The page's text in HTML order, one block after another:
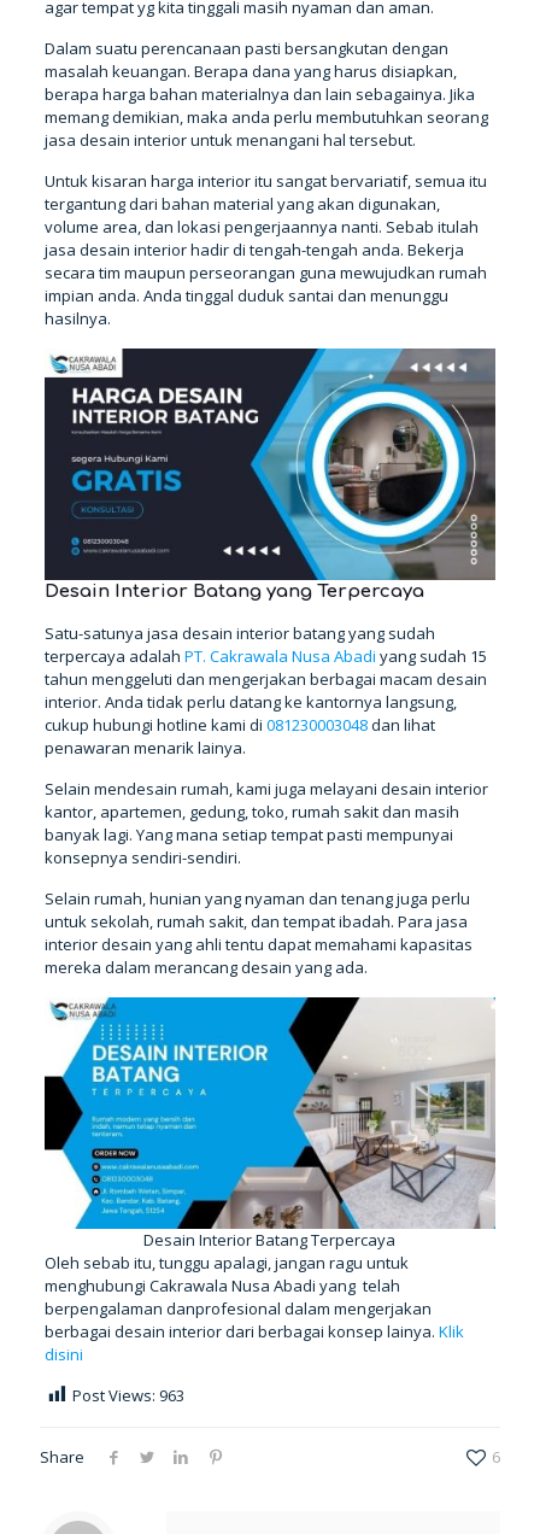
agar tempat yg kita tinggali masih nyaman dan aman.
Dalam suatu perencanaan pasti bersangkutan dengan
masalah keuangan. Berapa dana yang harus disiapkan,
berapa harga bahan materialnya dan lain sebagainya. Jika
memang demikian, maka anda perlu membutuhkan seorang
jasa desain interior untuk menangani hal tersebut.
Untuk kisaran harga interior itu sangat bervariatif, semua itu
tergantung dari bahan material yang akan digunakan,
volume area, dan lokasi pengerjaannya nanti. Sebab itulah
jasa desain interior hadir di tengah-tengah anda. Bekerja
secara tim maupun perseorangan guna mewujudkan rumah
impian anda. Anda tinggal duduk santai dan menunggu
hasilnya.
Desain Interior Batang yang Terpercaya
Satu-satunya jasa desain interior batang yang sudah
terpercaya adalah PT. Cakrawala Nusa Abadi yang sudah 15
tahun menggeluti dan mengerjakan berbagai macam desain
interior. Anda tidak perlu datang ke kantornya langsung,
cukup hubungi hotline kami di 081230003048dan lihat
penawaran menarik lainya.
Selain mendesain rumah, kami juga melayani desain interior
kantor, apartemen, gedung, toko, rumah sakit dan masih
banyak lagi. Yang mana setiap tempat pasti mempunyai
konsepnya sendiri-sendiri.
Selain rumah, hunian yang nyaman dan tenang juga perlu
untuk sekolah, rumah sakit, dan tempat ibadah. Para jasa
interior desain yang ahli tentu dapat memahami kapasitas
mereka dalam merancang desain yang ada.
Desain Interior Batang Terpercaya
Oleh sebab itu, tunggu apalagi, jangan ragu untuk
menghubungi Cakrawala Nusa Abadi yang telah
berpengalaman danprofesional dalam mengerjakan
berbagai desain interior dari berbagai konsep lainya. Klik
disini
Post Views: 963
Share 6